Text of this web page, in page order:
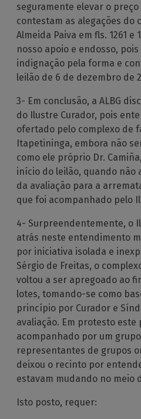
seguramente elevar o
contestam as alegações do
Almeida Paiva em fls. 1261 e
nosso apoio e endosso,
indignação pela forma e
leilão de 6 de dezembro de
3- Em conclusão, a ALBG
do Ilustre Curador, pois
ofertado pelo complexo de
Itapetininga, embora não
como ele próprio Dr.
início do leilão, quando não
da avaliação para a
que foi acompanhado pelo
4- Surpreendentemente, o
atrás neste entendimento
por iniciativa isolada e
Sérgio de Freitas, o
voltou a ser apregoado ao
lotes, tomando-se como
princípio por Curador e
avaliação. Em protesto
acompanhado por um
representantes de grupos
deixou o recinto por
estavam mudando no meio
Isto posto, requer: